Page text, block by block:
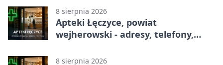
8 sierpnia 2026
Apteki Łęczyce, powiat
wejherowski - adresy, telefony,
8 sierpnia 2026